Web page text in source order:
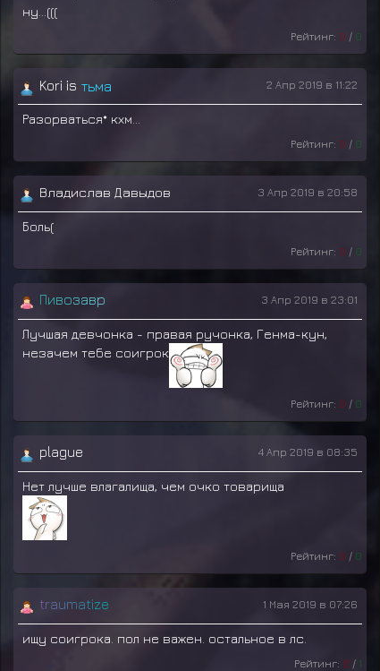
ну...(((
Рейтинг: 0 / 0
Kori is нежно
одеялко
2 Апр 2019 в 11:22
Разорваться* кхм...
Рейтинг: 0 / 0
Владислав Давыдов 3 Апр 2019 в 20:58
Боль(
Рейтинг: 0 / 0
Пивозавр 3 Апр 2019 в 23:01
Лучшая девчонка - правая ручонка, Генма-кун,
незачем тебе соигрок
Рейтинг: 0 / 0
plague 4 Апр 2019 в 08:35
Нет лучше влагалища, чем очко товарища
Рейтинг: 0 / 0
traumatize 1 Мая 2019 в 07:26
ищу соигрока. пол не важен. остальное в лс.
Рейтинг: 0 / 1